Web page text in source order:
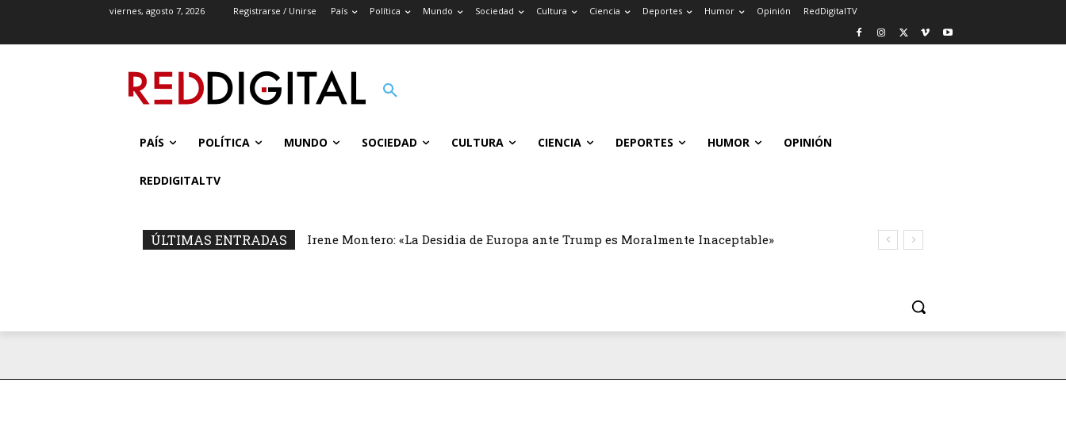
viernes, agosto 7, 2026 Registrarse / Unirse País Política Mundo Sociedad Cultura Ciencia Deportes Humor Opinión RedDigitalTV
PAÍS POLÍTICA MUNDO SOCIEDAD CULTURA CIENCIA DEPORTES HUMOR OPINIÓN
REDDIGITALTV
ÚLTIMAS ENTRADAS Irene Montero: «La Desidia de Europa ante Trump es Moralmente Inaceptable»